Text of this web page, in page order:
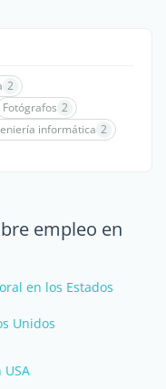
2
Fotógrafos 2
informática 2
empleo en
en los Estados
Unidos